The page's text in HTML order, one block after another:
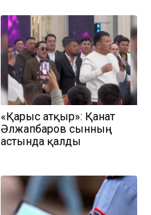
«Қарғыс атқыр»: Қанат
Әлжапбаров сынның
астында қалды